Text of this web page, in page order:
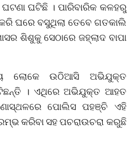
ଘଟଣା ଘଟିଛି । ପାରିବାରିକ କଳହରୁ
ଘରେ ବସୁଥିଲା ତେବେ ଗତକାଲି
ଶିଶୁକୁ ସେଠାରେ ଜହ୍ଲାଦ ବାପା
ଲୋକେ ଉଠିଆସି ଅଭିଯୁକ୍ତ
। ଏଥିରେ ଅଭିଯୁକ୍ତ ଆହତ
ପୋଲିସ ପହଞ୍ଚି ଏହି
କରିବା ସହ ପଚରାଉଚରା କରୁଛି